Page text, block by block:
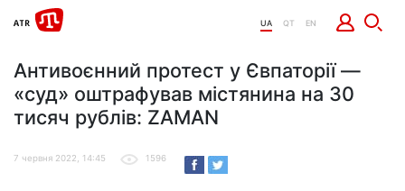
UA QT EN
Антивоєнний протест у Євпаторії —
«суд» оштрафував містянина на 30
тисяч рублів: ZAMAN
7 червня 2022, 14:45 1596